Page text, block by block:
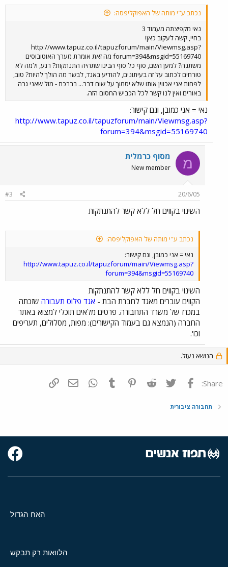
נכתב ע"י מותה של האפוקליפסה:
נאי מקפיצתה מעמוד 3
בחיי, קשה לעקוב כאן!
http://www.tapuz.co.il/tapuzforum/main/Viewmsg.asp?
forum=394&msgid=55169740 מה זאת אומרת מערך האוטובוסים
משתנה? למען השם, סוף כל סוף הבינו שתהיה התנתקות? רגע, ולמה לא
טורחים לכתוב על זה בעיתונים, להודיע באגד, לבשר מה הולך להיות? טוב,
לפחות אני אכווין אותו שלא יסמוך על שום דבר... בברכת - מזל שאני גרה
באורים ואין לנו קשר לכל הכביש החסום הזה.
נאי = אני כמובן, וגם קישור:
http://www.tapuz.co.il/tapuzforum/main/Viewmsg.asp?
forum=394&msgid=55169740
מ מסוף כרמלית
New member
20/6/05
#3
השינוי בקווים חל ללא קשר להתנתקות
נכתב ע"י מותה של האפוקליפסה:
נאי = אני כמובן, וגם קישור:
http://www.tapuz.co.il/tapuzforum/main/Viewmsg.asp?
forum=394&msgid=55169740
השינוי בקווים חל ללא קשר להתנתקות
הקווים עוברים מאגד לחברת הבת - אגד פלוס תעבורה שזכתה
במכרז של משרד התחבורה. פרטים מלאים תוכלי למצוא באתר
החברה (הנמצא גם בעמוד הקישורים): מפות, מסלולים, תעריפים
וכו'.
הנושא נעול.
Share: פייסבוק Twitter
Reddit
Pinterest
Tumblr
WhatsAppדואר אלקטרוני
תחבורה ציבורית
האח הגדול
הלוואות רק תבקש